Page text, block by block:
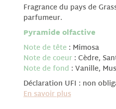
Fragrance du pays de
parfumeur.
Pyramide olfactive
Note de tête : Mimosa
Note de coeur: Cèdre,
Note de fond : Vanille,
Déclaration UFI : non
En savoir plus